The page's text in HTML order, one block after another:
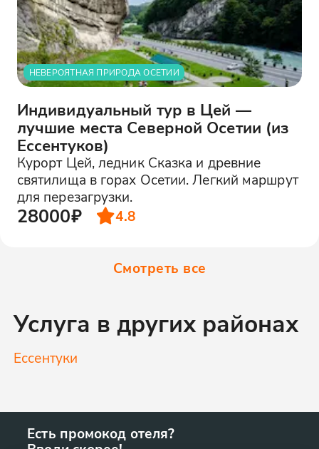
НЕВЕРОЯТНАЯ ПРИРОДА ОСЕТИИ
Индивидуальный тур в Цей —
лучшие места Северной Осетии (из
Ессентуков)
Курорт Цей, ледник Сказка и древние
святилища в горах Осетии. Легкий маршрут
для перезагрузки.
28000₽ 4.8
Смотреть все
Услуга в других районах
Ессентуки
Есть промокод отеля?